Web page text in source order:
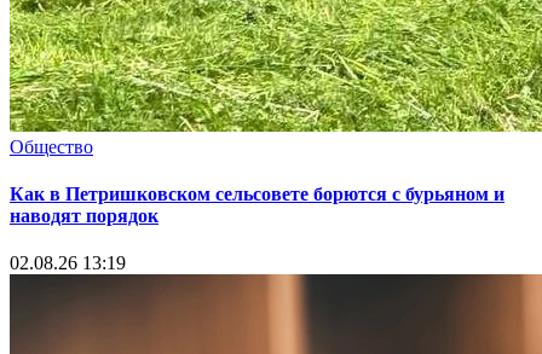
Общество
Как в Петришковском сельсовете борются с бурьяном и
наводят порядок
02.08.26 13:19